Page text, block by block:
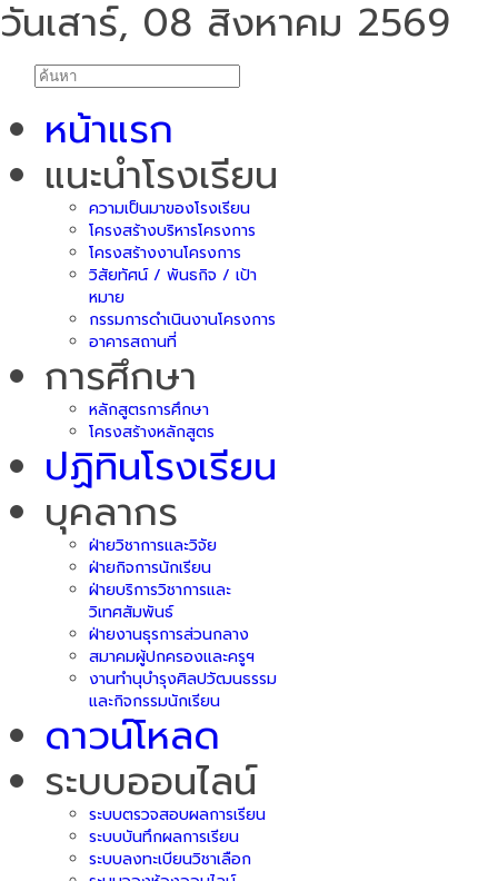
วันเสาร์, 08 สิงหาคม 2569
หน้าแรก
แนะนำโรงเรียน
ความเป็นมาของโรงเรียน
โครงสร้างบริหารโครงการ
โครงสร้างงานโครงการ
วิสัยทัศน์ / พันธกิจ / เป้า
หมาย
กรรมการดำเนินงานโครงการ
อาคารสถานที่
การศึกษา
หลักสูตรการศึกษา
โครงสร้างหลักสูตร
ปฏิทินโรงเรียน
บุคลากร
ฝ่ายวิชาการและวิจัย
ฝ่ายกิจการนักเรียน
ฝ่ายบริการวิชาการและ
วิเทศสัมพันธ์
ฝ่ายงานธุรการส่วนกลาง
สมาคมผู้ปกครองและครูฯ
งานทำนุบำรุงศิลปวัฒนธรรม
และกิจกรรมนักเรียน
ดาวน์โหลด
ระบบออนไลน์
ระบบตรวจสอบผลการเรียน
ระบบบันทึกผลการเรียน
ระบบลงทะเบียนวิชาเลือก